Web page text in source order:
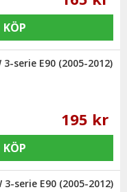
KÖP
serie E90 (2005-2012)
195 kr
KÖP
serie E90 (2005-2012)